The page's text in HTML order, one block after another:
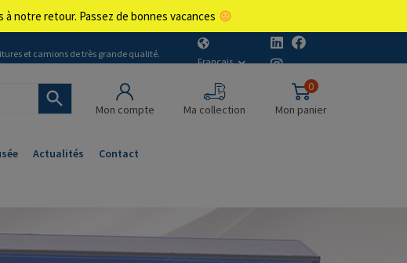
et camions de très grande qualité.
Français
Mon compte Ma collection
0
Mon panier
Actualités Contact
notre retour. Passez de bonnes vacances